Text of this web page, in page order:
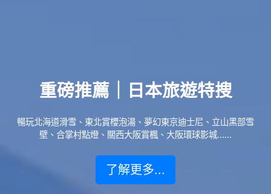
重磅推薦｜日本旅遊特搜
暢玩北海道滑雪、東北賞櫻泡湯、夢幻東京迪士尼、立山黑部雪
壁、合掌村點燈、關西大阪賞楓、大阪環球影城......
了解更多...